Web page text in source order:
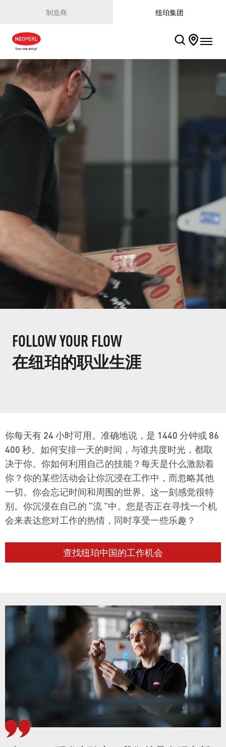
制造商 纽珀集团
FOLLOW YOUR FLOW
在纽珀的职业生涯
你每天有 24 小时可用。准确地说，是 1440 分钟或 86
400 秒。如何安排一天的时间，与谁共度时光，都取
决于你。你如何利用自己的技能？每天是什么激励着
你？你的某些活动会让你沉浸在工作中，而忽略其他
一切。你会忘记时间和周围的世界。这一刻感觉很特
别。你沉浸在自己的 "流 "中。您是否正在寻找一个机
会来表达您对工作的热情，同时享受一些乐趣？
查找纽珀中国的工作机会